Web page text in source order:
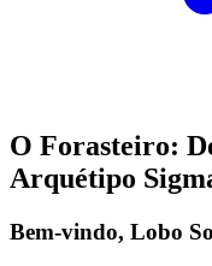
O Forasteiro:
Arquétipo
Bem-vindo, Lobo